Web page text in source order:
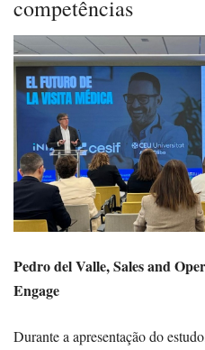
competências
Pedro del Valle, Sales and
Engage
Durante a apresentação do